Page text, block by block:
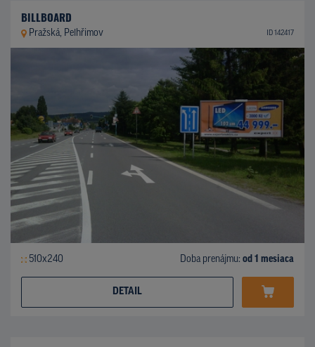
BILLBOARD
Pražská, Pelhřimov ID 142417
510x240 Doba prenájmu: od 1 mesiaca
DETAIL